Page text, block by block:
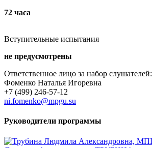
72 часа
Вступительные испытания
не предусмотрены
Ответственное лицо за набор слушателей:
Фоменко Наталья Игоревна
+7 (499) 246-57-12
ni.fomenko@mpgu.su
Руководители программы